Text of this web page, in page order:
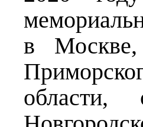
в Москве,
области,